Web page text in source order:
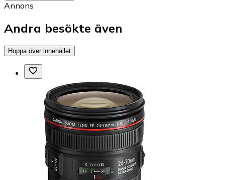
Annons
Andra besökte även
Hoppa över innehållet